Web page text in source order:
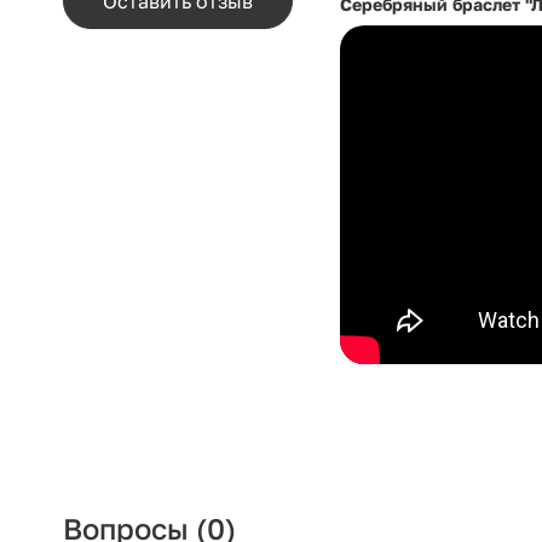
Серебряный браслет
Вопросы (0)